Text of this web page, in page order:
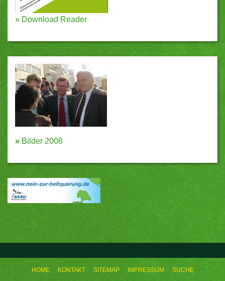
HOME KONTAKT SITEMAP IMPRESSUM SUCHE
» Download Reader
» Bilder 2008